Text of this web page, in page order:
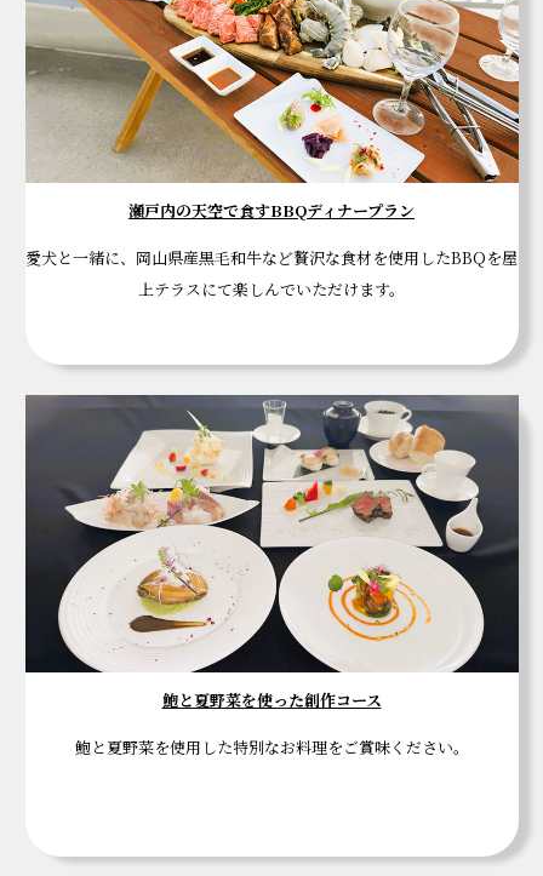
瀬戸内の天空で食すBBQディナープラン
愛犬と一緒に、岡山県産黒毛和牛など贅沢な食材を使用したBBQを屋
上テラスにて楽しんでいただけます。
鮑と夏野菜を使った創作コース
鮑と夏野菜を使用した特別なお料理をご賞味ください。